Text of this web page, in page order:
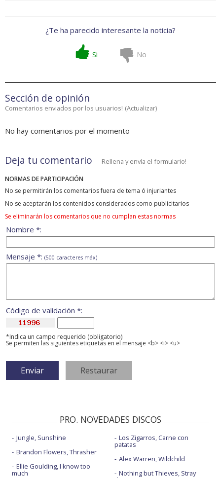
¿Te ha parecido interesante la noticia?
Si No
Sección de opinión
Comentarios enviados por los usuarios! (Actualizar)
No hay comentarios por el momento
Deja tu comentario Rellena y envía el formulario!
NORMAS DE PARTICIPACIÓN
No se permitirán los comentarios fuera de tema ó injuriantes
No se aceptarán los contenidos considerados como publicitarios
Se eliminarán los comentarios que no cumplan estas normas
Nombre *:
Mensaje *: (500 caracteres máx)
Código de validación *:
*Indica un campo requerido (obligatorio)
Se permiten las siguientes etiquetas en el mensaje <b> <i> <u>
PRO. NOVEDADES DISCOS
Jungle, Sunshine
Brandon Flowers, Thrasher
Ellie Goulding, I know too
much
Los Zigarros, Carne con
patatas
Alex Warren, Wildchild
Nothing but Thieves, Stray